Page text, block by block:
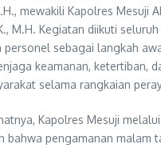
mewakili Kapolres Mesuji
M.H. Kegiatan diikuti
personel sebagai langkah
keamanan, ketertiban,
selama rangkaian
Kapolres Mesuji
bahwa pengamanan malam